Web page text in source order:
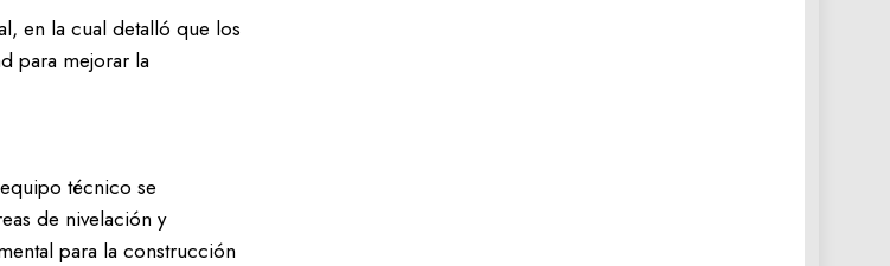
en la cual detalló que los
para mejorar la
técnico se
de nivelación y
para la construcción